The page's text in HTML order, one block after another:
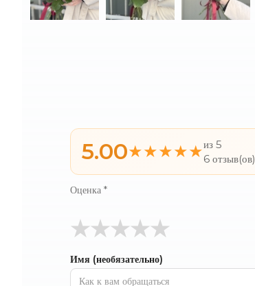
5.00★★★★★из 5
6 отзыв(ов)
Оценка *
★
★
★
★
★
Имя (необязательно)